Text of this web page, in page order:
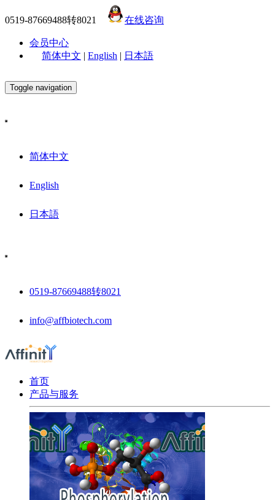
0519-87669488转8021 在线咨询
会员中心
简体中文 | English | 日本語
Toggle navigation
简体中文
English
日本語
0519-87669488转8021
info@affbiotech.com
首页
产品与服务